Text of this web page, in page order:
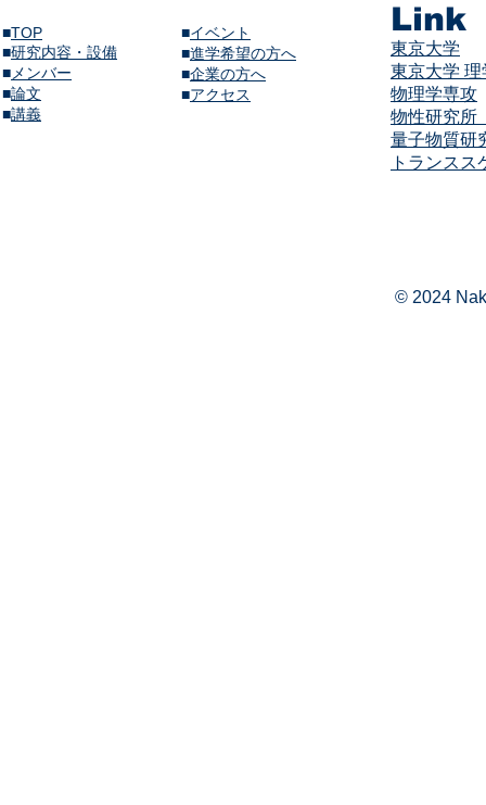
■TOP
■研究内容・設備
■ メンバー
​■論文
​■講義​
■イベント
​■進学希望の方へ
■企業の方へ
​■アクセス
Link
東京大学
東京大学
物理学専攻
物性研究所
量子物質研
トランス
© 2024